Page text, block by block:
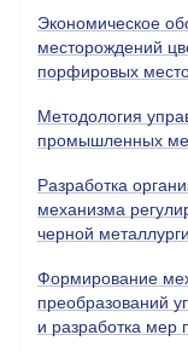
Экономическое
месторождений
порфировых
Методология
промышленных
Разработка
механизма
черной
Формирование
преобразований
и разработка мер